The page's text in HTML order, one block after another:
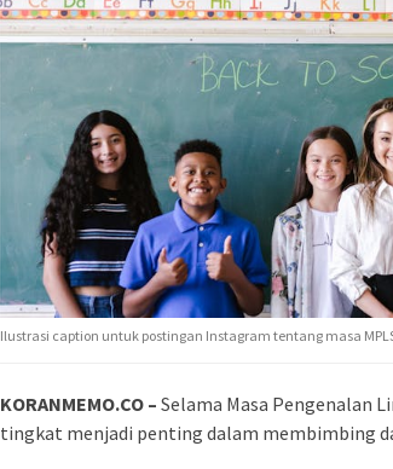
Ilustrasi caption untuk postingan Instagram tentang masa
KORANMEMO.CO – Selama Masa Pengenalan
tingkat menjadi penting dalam membimbing